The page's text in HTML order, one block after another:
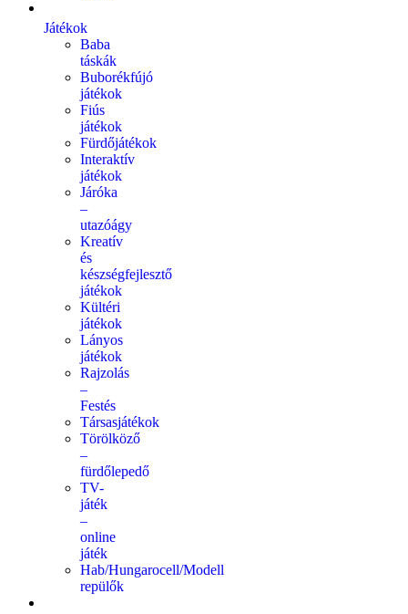
Játékok
Baba
táskák
Buborékfújó
játékok
Fiús
játékok
Fürdőjátékok
Interaktív
játékok
Járóka
–
utazóágy
Kreatív
és
készségfejlesztő
játékok
Kültéri
játékok
Lányos
játékok
Rajzolás
–
Festés
Társasjátékok
Törölköző
–
fürdőlepedő
TV-
játék
–
online
játék
Hab/Hungarocell/Modell
repülők